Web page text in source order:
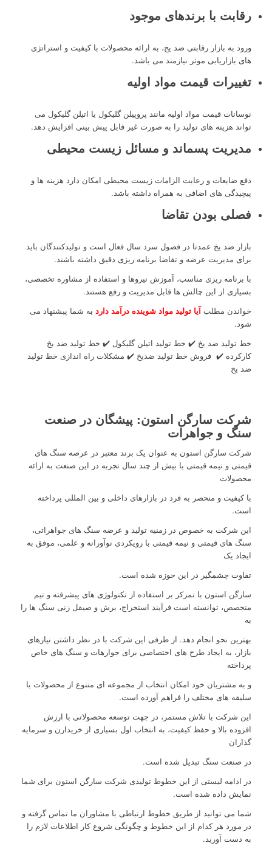
رقابت با برندهای موجود
ورود به بازار رقابتی ضد یخ، به ارائه محصولات با کیفیت و استراتژی
های بازاریابی موثر نیازمند می باشد.
تغییرات قیمت مواد اولیه
نوسانات قیمت مواد اولیه مانند پروپیلن گلیکول یا اتیلن گلیکول می
تواند هزینه های تولید را به صورت غیر قابل پیش بینی افزایش دهد.
مدیریت پسماند و مسائل زیست محیطی
دفع ضایعات و رعایت الزامات زیست محیطی امکان دارد هزینه ها و
پیچیدگی های اضافی به همراه داشته باشد.
فصلی بودن تقاضا
بازار ضد یخ عمدتا در فصول سرد سال فعال است و تولیدکنندگان باید
برای مدیریت عرضه و تقاضا برنامه ریزی دقیق داشته باشند.
با برنامه ریزی مناسب، آموزش نیروها و استفاده از مشاوره تخصصی،
بسیاری از این چالش ها قابل مدیریت و رفع هستند.
خواندن مطلبآیا تولید مواد شوینده درآمد دارد به شما پیشنهاد می
شود.
خط تولید ضد یخ ✔️ خط تولید اتیلن گلیکول ✔️ خط تولید ضد یخ
کارکرده ✔️ فروش خط تولید ضدیخ ✔️ مشکلات راه اندازی خط تولید
ضد یخ
شرکت سارگن استون: پیشگان در صنعت
سنگ و جواهرات
شرکت سارگن استون به عنوان یک برند معتبر در عرصه سنگ های
قیمتی و نیمه قیمتی با بیش از چند سال تجربه در این صنعت به ارائه
محصولات
با کیفیت و منحصر به فرد در بازارهای داخلی و بین المللی پرداخته
است.
این شرکت به خصوص در زمنیه تولید و عرضه سنگ های جواهراتی،
سنگ های قیمتی و نیمه قیمتی با رویکردی نوآورانه و علمی، موفق به
ایجاد یک
تفاوت چشمگیر در این حوزه شده است.
سارگن استون با تمرکز بر استفاده از تکنولوژی های پیشرفته و تیم
متخصص، توانسته است فرآیند استخراج، برش و صیقل زنی سنگ ها را
به
بهترین نحو انجام دهد. از طرفی این شرکت با در نظر داشتن نیازهای
بازار، به ایجاد طرح های اختصاصی برای جوارهات و سنگ های خاص
پرداخته
و به مشتریان خود امکان انتخاب از مجموعه ای متنوع از محصولات با
سلیقه های مختلف را فراهم آورده است.
این شرکت با تلاش مستمر، در جهت توسعه محصولاتی با ارزش
افزوده بالا و حفظ کیفیت، به انتخاب اول بسیاری از خریدارن و سرمایه
گذاران
در صنعت سنگ تبدیل شده است.
در ادامه لیستی از این خطوط تولیدی شرکت سارگن استون برای شما
نمایش داده شده است.
شما می توانید از طریق خطوط ارتباطی با مشاوران ما تماس گرفته و
در مورد هر کدام از این خطوط و چگونگی شروع کار اطلاعات لازم را
به دست آورید.